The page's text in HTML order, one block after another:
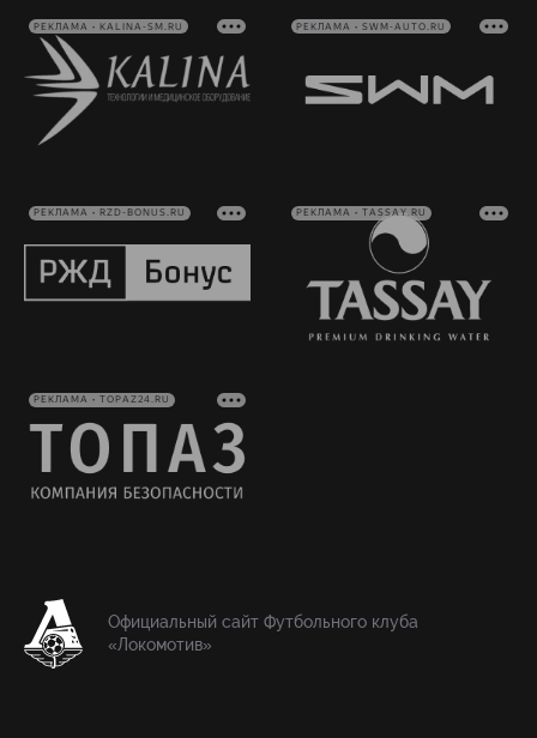
РЕКЛАМА • KALINA-SM.RU РЕКЛАМА • SWM-AUTO.RU
РЕКЛАМА • RZD-BONUS.RU РЕКЛАМА • TASSAY.RU
РЕКЛАМА • TOPAZ24.RU
Официальный сайт Футбольного клуба
«Локомотив»